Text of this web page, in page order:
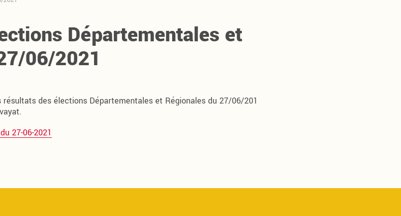
Départementales et
06/2021
des élections Départementales et Régionales du 27/06/201
27-06-2021